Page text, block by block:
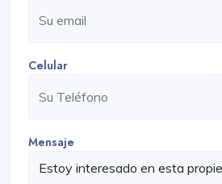
Celular
Mensaje